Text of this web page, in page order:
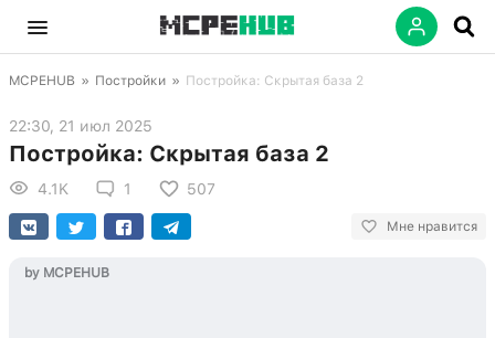
MCPEHUB » Постройки » Постройка: Скрытая база 2
22:30, 21 июл 2025
Постройка: Скрытая база 2
4.1K 1 507
Мне нравится
by MCPEHUB